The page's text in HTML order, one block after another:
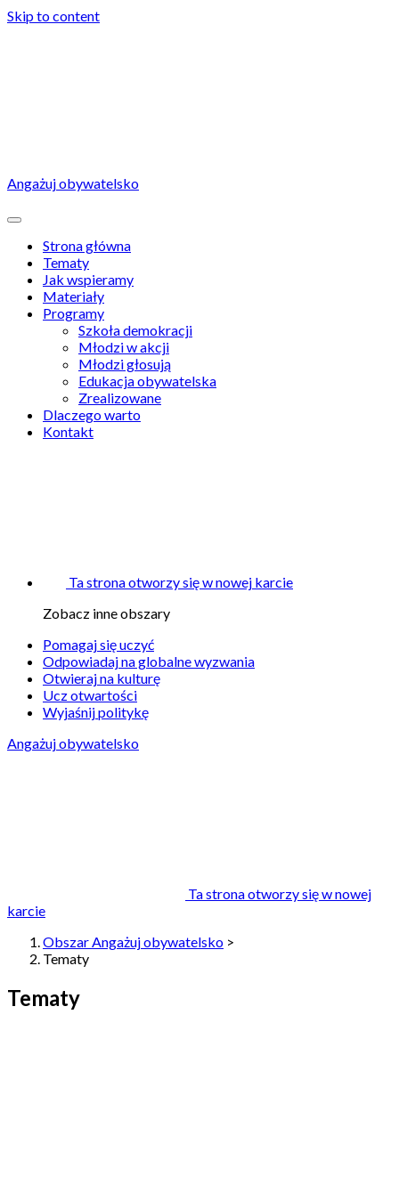
Skip to content
Angażuj obywatelsko
Strona główna
Tematy
Jak wspieramy
Materiały
Programy
Szkoła demokracji
Młodzi w akcji
Młodzi głosują
Edukacja obywatelska
Zrealizowane
Dlaczego warto
Kontakt
Ta strona otworzy się w nowej karcie
Zobacz inne obszary
Pomagaj się uczyć
Odpowiadaj na globalne wyzwania
Otwieraj na kulturę
Ucz otwartości
Wyjaśnij politykę
Angażuj obywatelsko
Ta strona otworzy się w nowej
karcie
Obszar Angażuj obywatelsko >
Tematy
Tematy